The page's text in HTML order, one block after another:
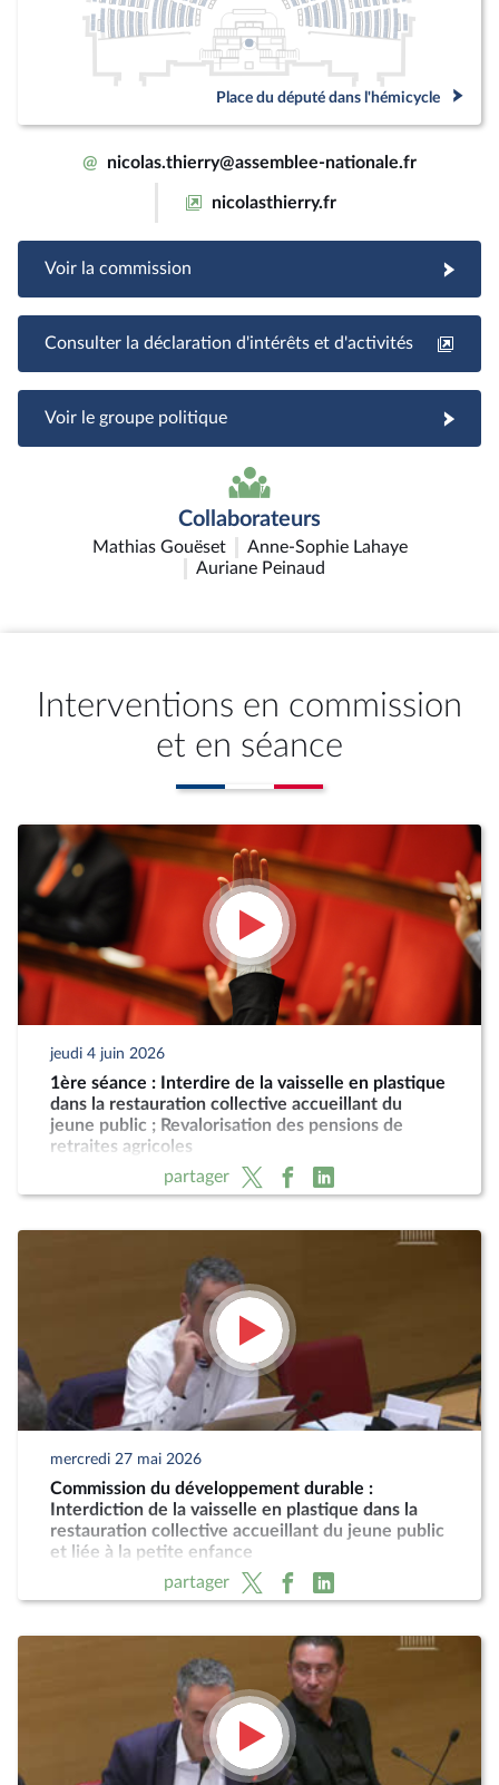
Place du député dans l'hémicycle
@ nicolas.thierry@assemblee-nationale.fr
nicolasthierry.fr
Voir la commission
Consulter la déclaration d'intérêts et d'activités
Voir le groupe politique
Collaborateurs
Mathias Gouëset
Anne-Sophie Lahaye
Auriane Peinaud
Interventions en commission
et en séance
jeudi 4 juin 2026
1ère séance : Interdire de la vaisselle en plastique
dans la restauration collective accueillant du
jeune public ; Revalorisation des pensions de
retraites agricoles
partager
mercredi 27 mai 2026
Commission du développement durable :
Interdiction de la vaisselle en plastique dans la
restauration collective accueillant du jeune public
et liée à la petite enfance
partager